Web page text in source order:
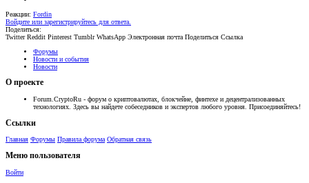
Реакции: Fordin
Войдите или зарегистрируйтесь для ответа.
Поделиться:
Twitter Reddit Pinterest Tumblr WhatsApp Электронная почта Поделиться Ссылка
Форумы
Новости и события
Новости
О проекте
Forum.CryptoRu - форум о криптовалютах, блокчейне, финтехе и децентрализованных
технологиях. Здесь вы найдете собеседников и экспертов любого уровня. Присоединяйтесь!
Ссылки
Главная Форумы Правила форума Обратная связь
Меню пользователя
Войти